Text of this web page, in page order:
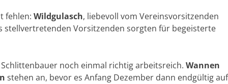
fehlen: Wildgulasch, liebevoll vom Vereinsvorsitzenden
stellvertretenden Vorsitzenden sorgten für begeisterte
noch einmal richtig arbeitsreich. Wannen
stehen an, bevor es Anfang Dezember dann endgültig